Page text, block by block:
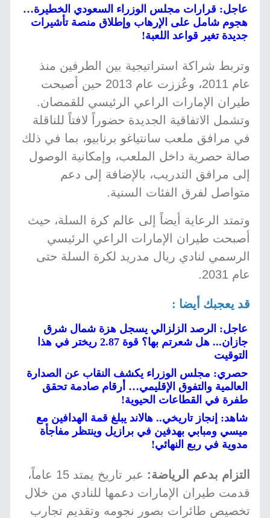
عاجل: قرارات مجلس الوزراء السعودي الخطيرة…
هجوم شامل على الإرهاب وإطلاق منصة تأشيرات
جديدة تغير قواعد اللعبة!
وتربط شراكة استراتيجية بين الطرفين منذ
عام 2011، وعُززت عام 2013 حين أصبحت
طيران الإمارات الراعي الرئيسي للقمصان.
وتشمل الاتفاقية الجديدة حضوراً لافتاً للناقلة
في مرافق ملعب سانتياغو برنابيو، بما في ذلك
صالة حصرية داخل الملعب، وإمكانية الوصول
إلى مرافق التدريب، بالإضافة إلى دعم
متواصل لفرق الفئات السنية.
وتمتد الرعاية أيضاً إلى عالم كرة السلة، حيث
أصبحت طيران الإمارات الراعي الرئيسي
الرسمي لنادي ريال مدريد لكرة السلة حتى
عام 2031.
قد يعجبك أيضا :
عاجل: الرصد الزلزالي يسجل هزة شمال شرق
جازان... هل شعرتم بها؟ قوة 2.87 ريختر في هذا
التوقيت
حصري: مجلس الوزراء يكشف النقاب عن الصدارة
العالمية والتفوق الإقليمي… أرقام صادمة تحقق
طفرة في القطاعات الحيوية!
شاهد: إنجاز تاريخي.. هالاند يبلغ قمة الهدافين مع
ميسي ومبابي بهدفين في برازيل وينتظر مفاجأة
مدوية في ربع النهائي!
التزام بدعم الرياضة:
عبر تاريخ يمتد 15 عاماً،
قدمت طيران الإمارات دعمها للنادي من خلال
تخصيص طائرات بصور نجومه وتقديم تجارب